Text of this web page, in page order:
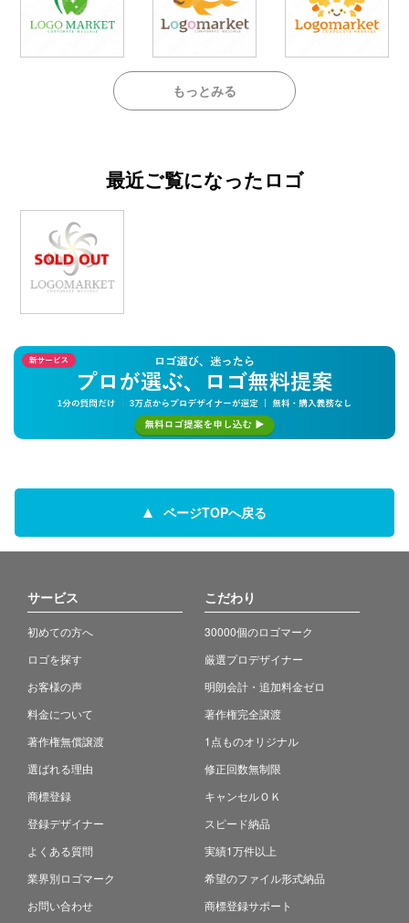
もっとみる
最近ご覧になったロゴ
ページTOPへ戻る
サービス
初めての方へ
ロゴを探す
お客様の声
料金について
著作権無償譲渡
選ばれる理由
商標登録
登録デザイナー
よくある質問
業界別ロゴマーク
お問い合わせ
こだわり
30000個のロゴマーク
厳選プロデザイナー
明朗会計・追加料金ゼロ
著作権完全譲渡
1点ものオリジナル
修正回数無制限
キャンセルＯＫ
スピード納品
実績1万件以上
希望のファイル形式納品
商標登録サポート